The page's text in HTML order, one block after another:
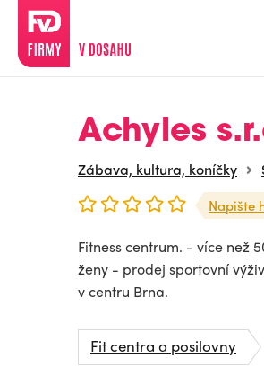
Achyles
Zábava, kultura, koníčky
Napište
Fitness centrum. - více než
ženy - prodej sportovní
v centru Brna.
Fit centra a posilovny